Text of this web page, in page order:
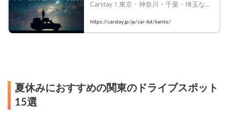
Carstay！東京・神奈川・千葉・埼玉など
週末バンライフを今すぐ予約！
https://carstay.jp/ja/car-list/kanto/
夏休みにおすすめの関東のドライブスポット
15選